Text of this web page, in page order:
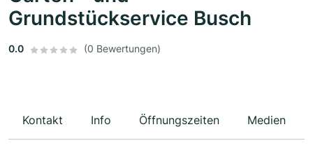
Grundstückservice Busch
0.0 (0 Bewertungen)
Kontakt Info Öffnungszeiten Medien